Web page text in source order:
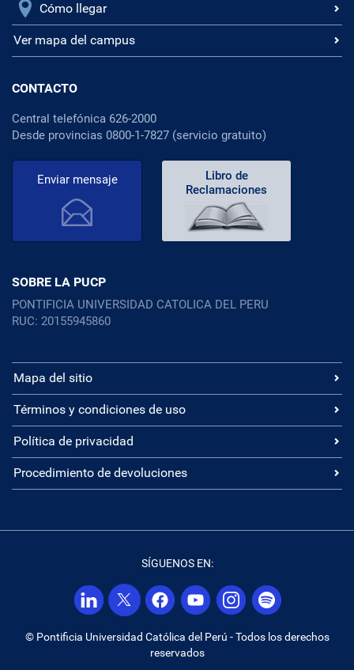
Cómo llegar
Ver mapa del campus
CONTACTO
Central telefónica 626-2000
Desde provincias 0800-1-7827 (servicio gratuito)
Enviar mensaje
Libro de
Reclamaciones
SOBRE LA PUCP
PONTIFICIA UNIVERSIDAD CATOLICA DEL PERU
RUC: 20155945860
Mapa del sitio
Términos y condiciones de uso
Política de privacidad
Procedimiento de devoluciones
SÍGUENOS EN:
© Pontificia Universidad Católica del Perú - Todos los derechos
reservados